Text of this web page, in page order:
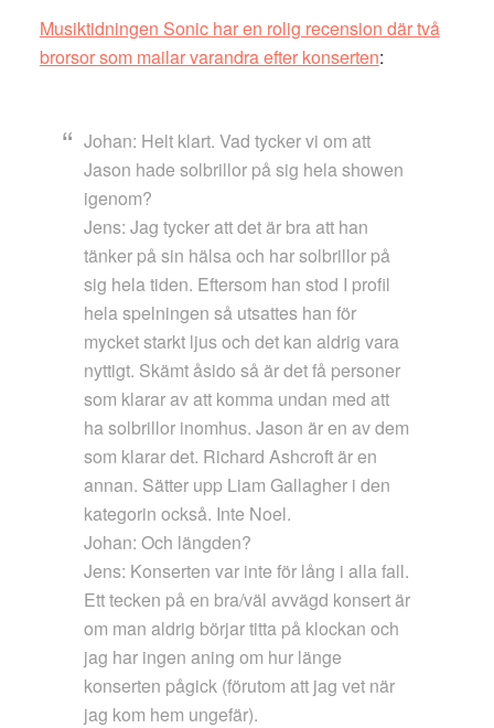
Musiktidningen Sonic har en rolig recension där två
brorsor som mailar varandra efter konserten:
Johan: Helt klart. Vad tycker vi om att
Jason hade solbrillor på sig hela showen
igenom?
Jens: Jag tycker att det är bra att han
tänker på sin hälsa och har solbrillor på
sig hela tiden. Eftersom han stod I profil
hela spelningen så utsattes han för
mycket starkt ljus och det kan aldrig vara
nyttigt. Skämt åsido så är det få personer
som klarar av att komma undan med att
ha solbrillor inomhus. Jason är en av dem
som klarar det. Richard Ashcroft är en
annan. Sätter upp Liam Gallagher i den
kategorin också. Inte Noel.
Johan: Och längden?
Jens: Konserten var inte för lång i alla fall.
Ett tecken på en bra/väl avvägd konsert är
om man aldrig börjar titta på klockan och
jag har ingen aning om hur länge
konserten pågick (förutom att jag vet när
jag kom hem ungefär).